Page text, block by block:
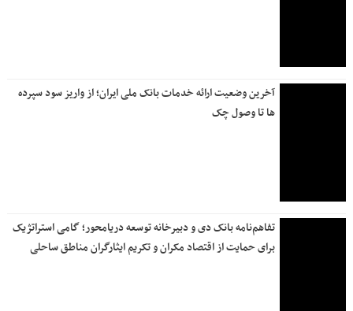
آخرین وضعیت ارائه خدمات بانک ملی ایران؛ از واریز سود سپرده
ها تا وصول چک
تفاهم‌نامه بانک دی و دبیرخانه توسعه دریامحور؛ گامی استراتژیک
برای حمایت از اقتصاد مکران و تکریم ایثارگران مناطق ساحلی